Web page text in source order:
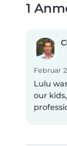
1
Februar
Lulu
our